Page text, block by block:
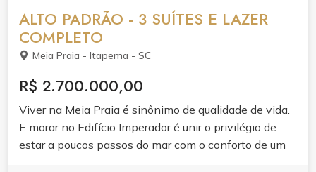
ALTO PADRÃO - 3 SUÍTES E LAZER
COMPLETO
Meia Praia - Itapema - SC
R$ 2.700.000,00
Viver na Meia Praia é sinônimo de qualidade de vida.
E morar no Edifício Imperador é unir o privilégio de
estar a poucos passos do mar com o conforto de um